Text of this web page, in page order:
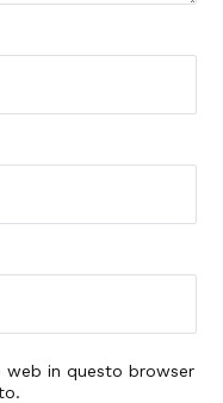
web in questo browser